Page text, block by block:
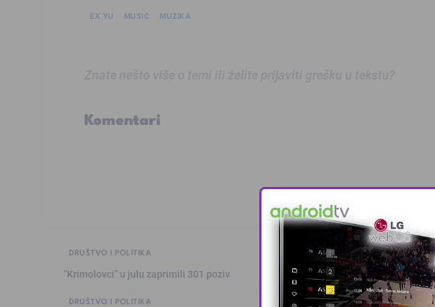
EX YU MUSIC MUZIKA
Komentari
DRUŠTVO I POLITIKA
“Krimolovci” u julu zaprimili 301 poziv
DRUŠTVO I POLITIKA